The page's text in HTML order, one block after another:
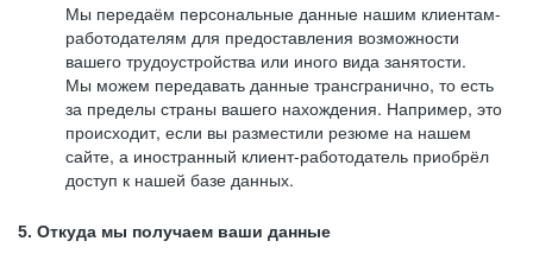
Мы передаём персональные данные нашим клиентам-
работодателям для предоставления возможности
вашего трудоустройства или иного вида занятости.
Мы можем передавать данные трансгранично, то есть
за пределы страны вашего нахождения. Например, это
происходит, если вы разместили резюме на нашем
сайте, а иностранный клиент-работодатель приобрёл
доступ к нашей базе данных.
5. Откуда мы получаем ваши данные